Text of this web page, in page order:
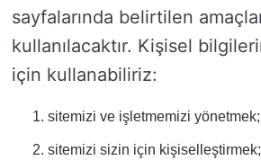
sayfalarında belirtilen
kullanılacaktır. Kişisel
için kullanabiliriz:
sitemizi ve işletmemizi yönetmek;
sitemizi sizin için kişiselleştirmek;